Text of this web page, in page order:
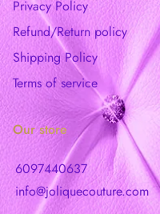
Privacy Policy
Refund/Return policy
Shipping Policy
Terms of service
Our store
6097440637
info@joliquecouture.com